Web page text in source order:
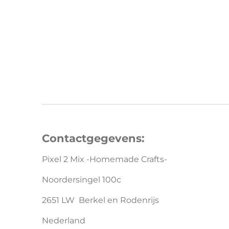
Contactgegevens:
Pixel 2 Mix -Homemade Crafts-
Noordersingel 100c
2651 LW Berkel en Rodenrijs
Nederland